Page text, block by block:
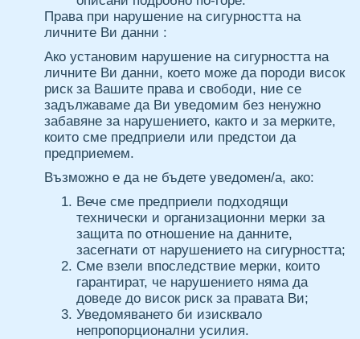
Права при нарушение на сигурността на
личните Ви данни :
Ако установим нарушение на сигурността на
личните Ви данни, което може да породи висок
риск за Вашите права и свободи, ние се
задължаваме да Ви уведомим без ненужно
забавяне за нарушението, както и за мерките,
които сме предприели или предстои да
предприемем.
Възможно е да не бъдете уведомен/а, ако:
Вече сме предприели подходящи
технически и организационни мерки за
защита по отношение на данните,
засегнати от нарушението на сигурността;
Сме взели впоследствие мерки, които
гарантират, че нарушението няма да
доведе до висок риск за правата Ви;
Уведомяването би изисквало
непропорционални усилия.